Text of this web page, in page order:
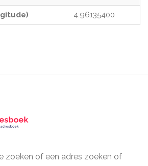
4.96135400
zoeken of een adres zoeken of